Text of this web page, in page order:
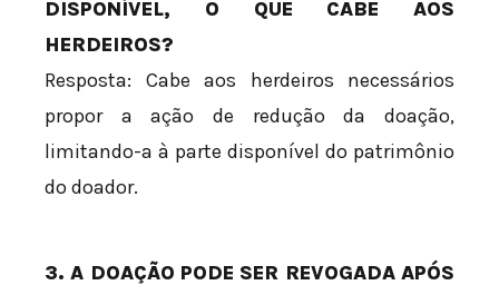
DISPONÍVEL, O QUE CABE AOS
HERDEIROS?
Resposta: Cabe aos herdeiros necessários
propor a ação de redução da doação,
limitando-a à parte disponível do patrimônio
do doador.
3. A DOAÇÃO PODE SER REVOGADA APÓS